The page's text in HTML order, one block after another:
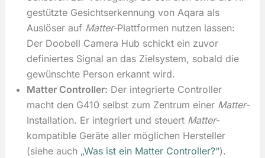
gestützte Gesichtserkennung von Aqara als
Auslöser auf Matter-Plattformen nutzen lassen:
Der Doobell Camera Hub schickt ein zuvor
definiertes Signal an das Zielsystem, sobald die
gewünschte Person erkannt wird.
Matter Controller: Der integrierte Controller
macht den G410 selbst zum Zentrum einer Matter-
Installation. Er integriert und steuert Matter-
kompatible Geräte aller möglichen Hersteller
(siehe auch „Was ist ein Matter Controller?“).